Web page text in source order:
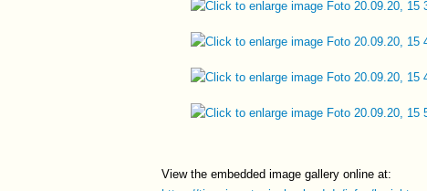
View the embedded image gallery online at: